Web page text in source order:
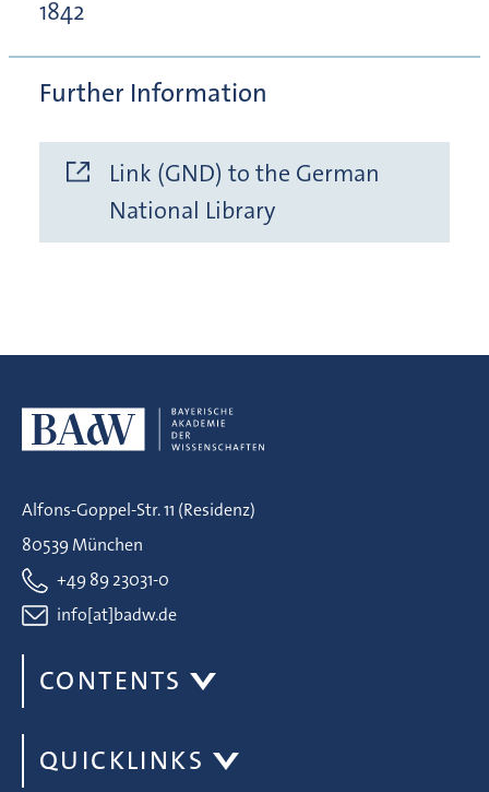
1842
Further Information
Link (GND) to the German
National Library
Alfons-Goppel-Str. 11 (Residenz)
80539 München
+49 89 23031-0
info[at]badw.de
CONTENTS
QUICKLINKS